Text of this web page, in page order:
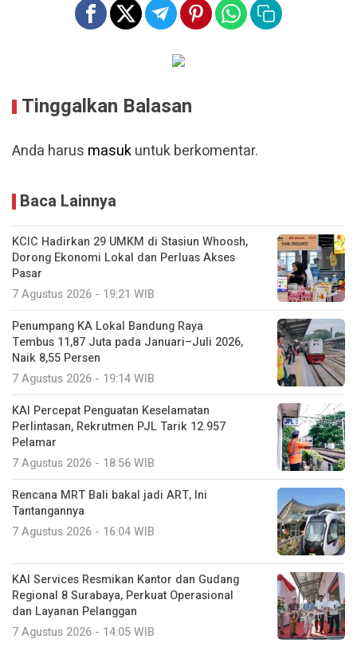
Tinggalkan Balasan
Anda harus masukuntuk berkomentar.
Baca Lainnya
KCIC Hadirkan 29 UMKM di Stasiun Whoosh,
Dorong Ekonomi Lokal dan Perluas Akses
Pasar
7 Agustus 2026 - 19:21 WIB
Penumpang KA Lokal Bandung Raya
Tembus 11,87 Juta pada Januari–Juli 2026,
Naik 8,55 Persen
7 Agustus 2026 - 19:14 WIB
KAI Percepat Penguatan Keselamatan
Perlintasan, Rekrutmen PJL Tarik 12.957
Pelamar
7 Agustus 2026 - 18:56 WIB
Rencana MRT Bali bakal jadi ART, Ini
Tantangannya
7 Agustus 2026 - 16:04 WIB
KAI Services Resmikan Kantor dan Gudang
Regional 8 Surabaya, Perkuat Operasional
dan Layanan Pelanggan
7 Agustus 2026 - 14:05 WIB